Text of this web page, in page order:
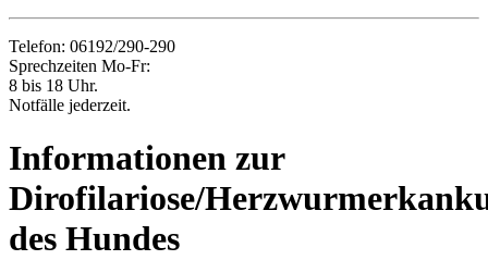
Telefon: 06192/290-290
Sprechzeiten Mo-Fr:
8 bis 18 Uhr.
Notfälle jederzeit.
Informationen zur
Dirofilariose/
des Hundes